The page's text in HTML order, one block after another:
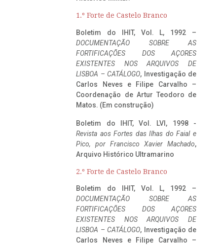
1.º Forte de Castelo Branco
Boletim do IHIT, Vol. L, 1992 –
DOCUMENTAÇÃO SOBRE AS
FORTIFICAÇÕES DOS AÇORES
EXISTENTES NOS ARQUIVOS DE
LISBOA – CATÁLOGO, Investigação de
Carlos Neves e Filipe Carvalho –
Coordenação de Artur Teodoro de
Matos. (Em construção)
Boletim do IHIT, Vol. LVI, 1998 -
Revista aos Fortes das Ilhas do Faial e
Pico, por Francisco Xavier Machado,
Arquivo Histórico Ultramarino
2.º Forte de Castelo Branco
Boletim do IHIT, Vol. L, 1992 –
DOCUMENTAÇÃO SOBRE AS
FORTIFICAÇÕES DOS AÇORES
EXISTENTES NOS ARQUIVOS DE
LISBOA – CATÁLOGO, Investigação de
Carlos Neves e Filipe Carvalho –